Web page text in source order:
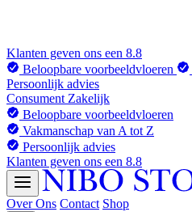
Klanten geven ons een 8.8
Beloopbare voorbeeldvloeren
Persoonlijk advies
Consument Zakelijk
Beloopbare voorbeeldvloeren
Vakmanschap van A tot Z
Persoonlijk advies
Klanten geven ons een 8.8
Over Ons Contact Shop